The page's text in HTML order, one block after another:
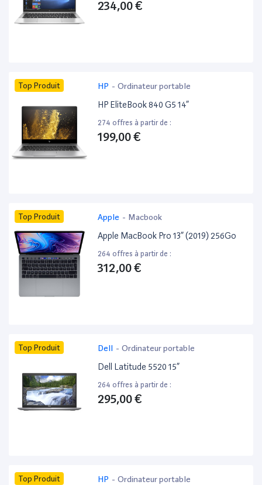
234,00 €
Top Produit HP - Ordinateur portable
HP EliteBook 840 G5 14”
274 offres à partir de :
199,00 €
Top Produit Apple - Macbook
Apple MacBook Pro 13” (2019) 256Go
264 offres à partir de :
312,00 €
Top Produit Dell - Ordinateur portable
Dell Latitude 5520 15”
264 offres à partir de :
295,00 €
Top Produit HP - Ordinateur portable